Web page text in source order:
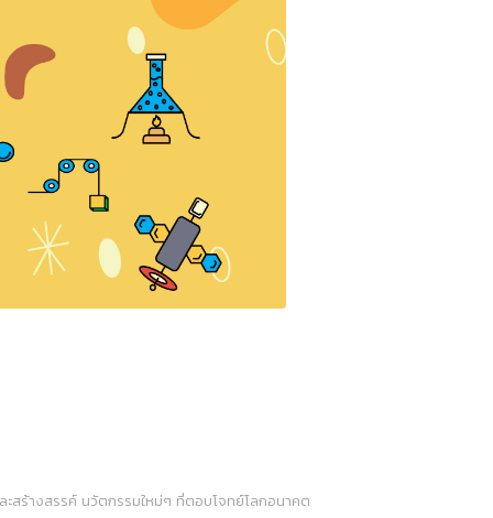
ะสร้างสรรค์ นวัตกรรมใหม่ๆ ที่ตอบโจทย์โลกอนาคต